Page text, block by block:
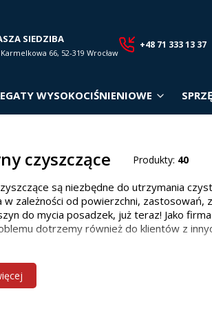
+48 71 333 13 37
SIEDZIBA
66, 52-319 Wrocław
WYSOKOCIŚNIENIOWE
czyszczące Produkty: 40
są niezbędne do utrzymania
w zależności od powierzchni, zastosowań,
do mycia posadzek, już teraz! Jako
dotrzemy również do klientów z
czyszczących w
modelu zależy od wielkości i